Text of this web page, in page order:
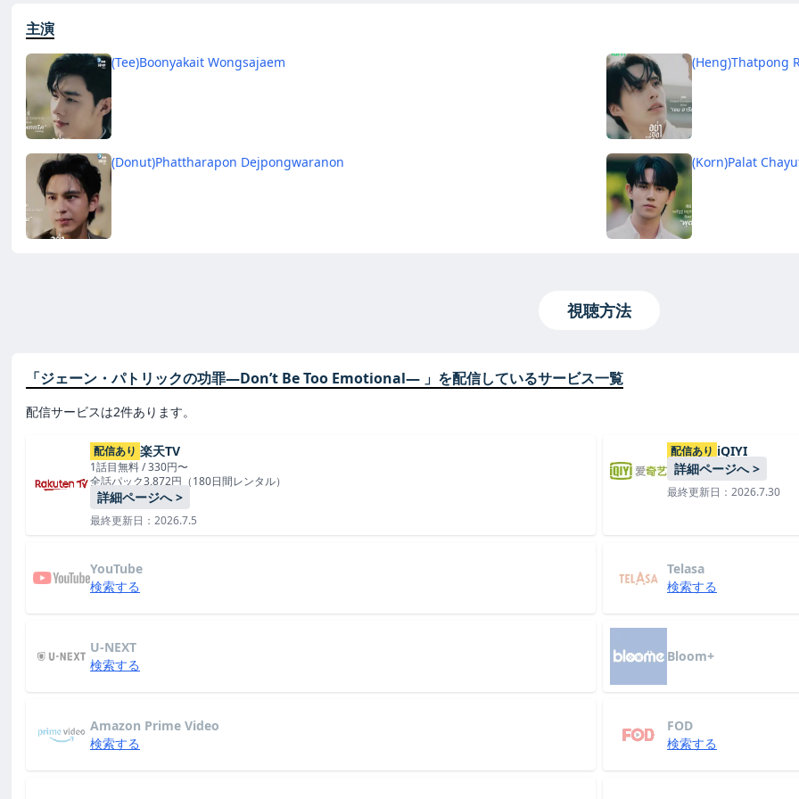
主演
(Tee)Boonyakait Wongsajaem (Heng)Thatpong
(Donut)Phattharapon Dejpongwaranon (Korn)Palat
視聴方法
「ジェーン・パトリックの功罪―Don’t Be Too Emotional― 」を配信しているサービス一覧
配信サービスは2件あります。
配信あり 楽天TV
1話目無料 / 330円〜
全話パック3,872円（180日間レンタル）
詳細ページへ >
最終更新日：2026.7.5
配信あり iQIYI
詳細ページへ >
最終更新日：2026.7.30
YouTube
検索する
Telasa
検索する
U-NEXT
検索する
Bloom+
Amazon Prime Video
検索する
FOD
検索する